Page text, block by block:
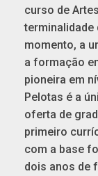
curso de
terminalidade
momento, a
a formação
pioneira em
Pelotas é a
oferta de
primeiro
com a base
dois anos de